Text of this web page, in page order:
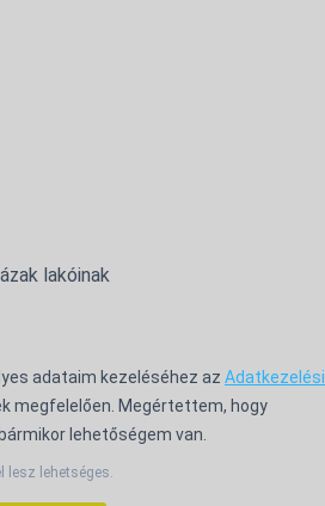
lakóinak
adataim kezeléséhez az Adatkezelési
megfelelően. Megértettem, hogy
lehetőségem van.
lesz lehetséges.